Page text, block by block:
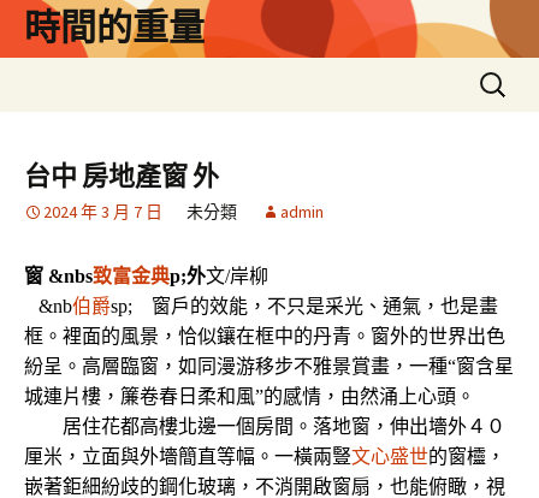
時間的重量
搜
尋
台中 房地產窗 外
2024 年 3 月 7 日 未分類 admin
窗 &nbs致富金典p;外文/岸柳
&nb伯爵sp; 窗戶的效能，不只是采光、通氣，也是畫
框。裡面的風景，恰似鑲在框中的丹青。窗外的世界出色
紛呈。高層臨窗，如同漫游移步不雅景賞畫，一種“窗含星
城連片樓，簾卷春日柔和風”的感情，由然涌上心頭。
居住花都高樓北邊一個房間。落地窗，伸出墻外４０
厘米，立面與外墻簡直等幅。一橫兩豎文心盛世的窗欞，
嵌著鉅細紛歧的鋼化玻璃，不消開啟窗扇，也能俯瞰，視